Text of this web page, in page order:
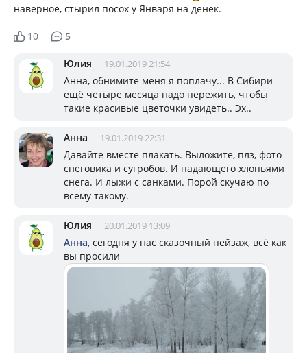
наверное, стырил посох у Января на денек.
10 5
Юлия 19.01.2019 21:54
Анна, обнимите меня я поплачу... В Сибири
ещё четыре месяца надо пережить, чтобы
такие красивые цветочки увидеть.. Эх..
Анна 19.01.2019 22:31
Давайте вместе плакать. Выложите, плз, фото
снеговика и сугробов. И падающего хлопьями
снега. И лыжи с санками. Порой скучаю по
всему такому.
Юлия 20.01.2019 13:09
Анна, сегодня у нас сказочный пейзаж, всё как
вы просили